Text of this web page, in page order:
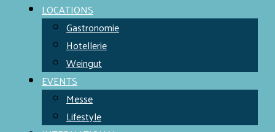
LOCATIONS
Gastronomie
Hotellerie
Weingut
EVENTS
Messe
Lifestyle